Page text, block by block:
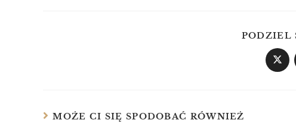
PODZIEL
MOŻE CI SIĘ SPODOBAĆ RÓWNIEŻ